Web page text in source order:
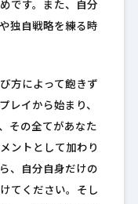
です。また、自分
独自戦略を練る時
方によって飽きず
レイから始まり、
その全てがあなた
ントとして加わり
、自分自身だけの
てください。そし